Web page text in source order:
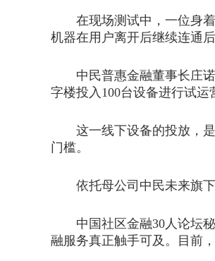
在现场测试中，一位身着
机器在用户离开后继续连通
中民普惠金融董事长庄诺
字楼投入100台设备进行试运
这一线下设备的投放，是
门槛。
依托母公司中民未来旗下
中国社区金融30人论坛秘
融服务真正触手可及。目前